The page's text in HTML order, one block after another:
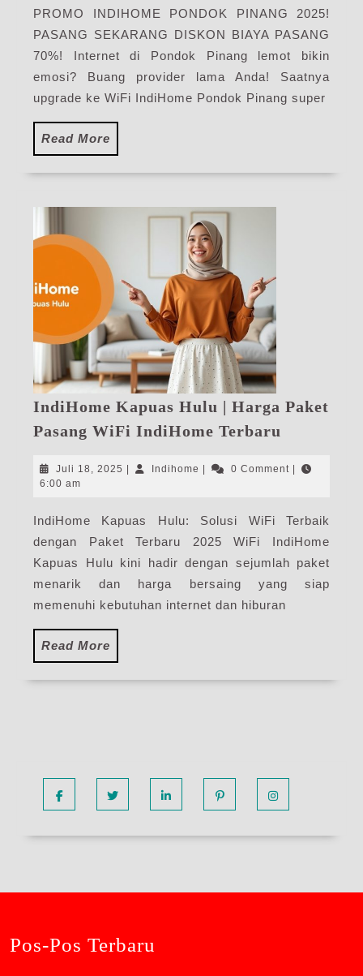
PROMO INDIHOME PONDOK PINANG 2025!
PASANG SEKARANG DISKON BIAYA PASANG
70%! Internet di Pondok Pinang lemot bikin
emosi? Buang provider lama Anda! Saatnya
upgrade ke WiFi IndiHome Pondok Pinang super
Read More
More
IndiHome Kapuas Hulu | Harga Paket
Pasang WiFi IndiHome Terbaru
Hulu
Paket
Pasang
WiFi
IndiHome
Terbaru
Juli 18, 2025 Juli
| Indihome Indihome
| 0 Comment |
6:00 am
IndiHome Kapuas Hulu: Solusi WiFi Terbaik
dengan Paket Terbaru 2025 WiFi IndiHome
Kapuas Hulu kini hadir dengan sejumlah paket
menarik dan harga bersaing yang siap
memenuhi kebutuhan internet dan hiburan
Read More
More
Pos-Pos Terbaru